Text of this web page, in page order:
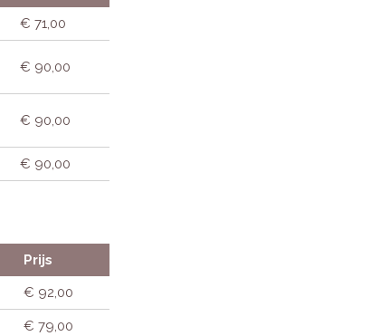
€ 71,00
€ 90,00
€ 90,00
€ 90,00
Prijs
€ 92,00
€ 79,00